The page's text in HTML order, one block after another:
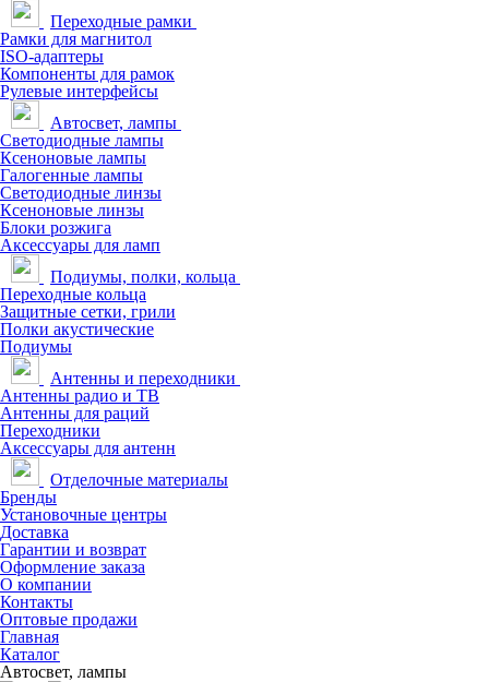
Переходные рамки
Рамки для магнитол
ISO-адаптеры
Компоненты для рамок
Рулевые интерфейсы
Автосвет, лампы
Светодиодные лампы
Ксеноновые лампы
Галогенные лампы
Светодиодные линзы
Ксеноновые линзы
Блоки розжига
Аксессуары для ламп
Подиумы, полки, кольца
Переходные кольца
Защитные сетки, грили
Полки акустические
Подиумы
Антенны и переходники
Антенны радио и ТВ
Антенны для раций
Переходники
Аксессуары для антенн
Отделочные материалы
Бренды
Установочные центры
Доставка
Гарантии и возврат
Оформление заказа
О компании
Контакты
Оптовые продажи
Главная
Каталог
Автосвет, лампы